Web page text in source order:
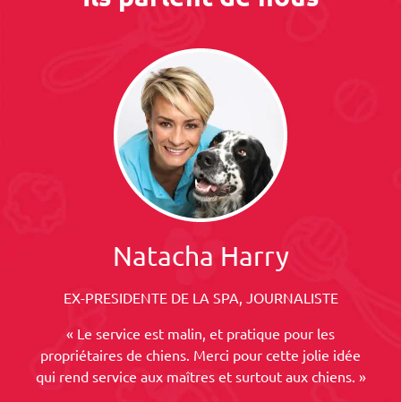
Natacha Harry
EX-PRESIDENTE DE LA SPA, JOURNALISTE
« Le service est malin, et pratique pour les
propriétaires de chiens. Merci pour cette jolie idée
qui rend service aux maîtres et surtout aux chiens. »